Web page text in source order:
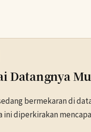
Datangnya
bermekaran di
diperkirakan